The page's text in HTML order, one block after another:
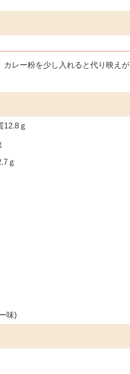
レー粉を少し入れると代り映えが
ｇ
ｇ
味)